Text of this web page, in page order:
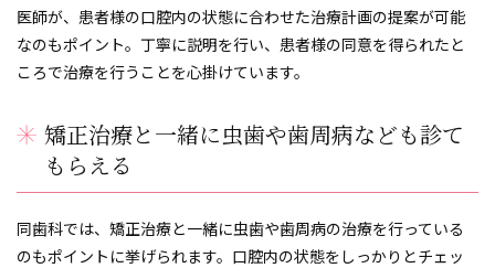
医師が、患者様の口腔内の状態に合わせた治療計画の提案が可能
なのもポイント。丁寧に説明を行い、患者様の同意を得られたと
ころで治療を行うことを心掛けています。
矯正治療と一緒に虫歯や歯周病なども診て
もらえる
同歯科では、矯正治療と一緒に虫歯や歯周病の治療を行っている
のもポイントに挙げられます。口腔内の状態をしっかりとチェッ